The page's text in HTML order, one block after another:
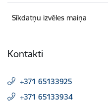
Sīkdatņu izvēles maiņa
Kontakti
+371 65133925
+371 65133934